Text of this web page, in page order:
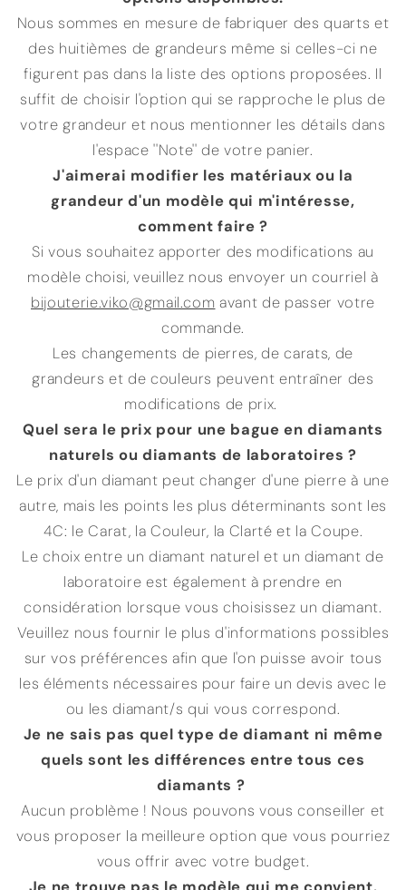
Nous sommes en mesure de fabriquer des quarts et
des huitièmes de grandeurs même si celles-ci ne
figurent pas dans la liste des options proposées. Il
suffit de choisir l'option qui se rapproche le plus de
votre grandeur et nous mentionner les détails dans
l'espace ''Note'' de votre panier.
J'aimerai modifier les matériaux ou la
grandeur d'un modèle qui m'intéresse,
comment faire ?
Si vous souhaitez apporter des modifications au
modèle choisi, veuillez nous envoyer un courriel à
bijouterie.viko@gmail.com avant de passer votre
commande.
Les changements de pierres, de carats, de
grandeurs et de couleurs peuvent entraîner des
modifications de prix.
Quel sera le prix pour une bague en diamants
naturels ou diamants de laboratoires ?
Le prix d'un diamant peut changer d'une pierre à une
autre, mais les points les plus déterminants sont les
4C: le Carat, la Couleur, la Clarté et la Coupe.
Le choix entre un diamant naturel et un diamant de
laboratoire est également à prendre en
considération lorsque vous choisissez un diamant.
Veuillez nous fournir le plus d'informations possibles
sur vos préférences afin que l'on puisse avoir tous
les éléments nécessaires pour faire un devis avec le
ou les diamant/s qui vous correspond.
Je ne sais pas quel type de diamant ni même
quels sont les différences entre tous ces
diamants ?
Aucun problème ! Nous pouvons vous conseiller et
vous proposer la meilleure option que vous pourriez
vous offrir avec votre budget.